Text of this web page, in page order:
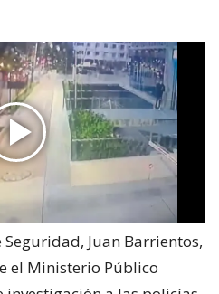
Juan Barrientos,
el Ministerio Público